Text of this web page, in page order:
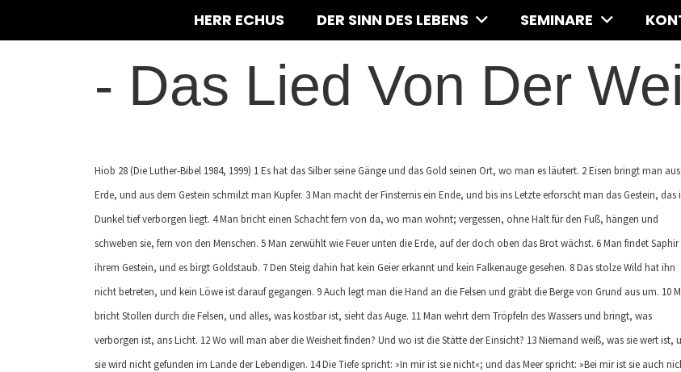
HERR ECHUS DER SINN DES LEBENS SEMINARE
- Das Lied Von Der
Hiob 28 (Die Luther-Bibel 1984, 1999) 1 Es hat das Silber seine Gänge und das Gold seinen Ort, wo man es läutert. 2 Eisen bringt man
Erde, und aus dem Gestein schmilzt man Kupfer. 3 Man macht der Finsternis ein Ende, und bis ins Letzte erforscht man das Gestein, das
Dunkel tief verborgen liegt. 4 Man bricht einen Schacht fern von da, wo man wohnt; vergessen, ohne Halt für den Fuß, hängen und
schweben sie, fern von den Menschen. 5 Man zerwühlt wie Feuer unten die Erde, auf der doch oben das Brot wächst. 6 Man findet Saphir
ihrem Gestein, und es birgt Goldstaub. 7 Den Steig dahin hat kein Geier erkannt und kein Falkenauge gesehen. 8 Das stolze Wild hat ihn
nicht betreten, und kein Löwe ist darauf gegangen. 9 Auch legt man die Hand an die Felsen und gräbt die Berge von Grund aus um. 10
bricht Stollen durch die Felsen, und alles, was kostbar ist, sieht das Auge. 11 Man wehrt dem Tröpfeln des Wassers und bringt, was
verborgen ist, ans Licht. 12 Wo will man aber die Weisheit finden? Und wo ist die Stätte der Einsicht? 13 Niemand weiß, was sie wert ist,
sie wird nicht gefunden im Lande der Lebendigen. 14 Die Tiefe spricht: »In mir ist sie nicht«; und das Meer spricht: »Bei mir ist sie auch